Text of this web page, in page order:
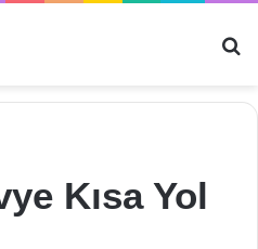
Kısa Yol